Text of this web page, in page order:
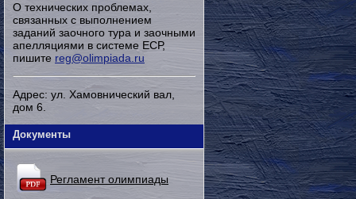
О технических проблемах,
связанных с выполнением
заданий заочного тура и заочными
апелляциями в системе ЕСР,
пишите reg@olimpiada.ru
Адрес: ул. Хамовнический вал,
дом 6.
Документы
Регламент олимпиады